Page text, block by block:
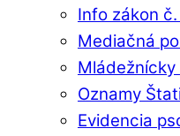
Info zákon
Mediačná
Oznamy
Evidencia